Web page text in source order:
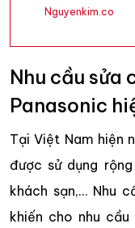
Nguyenkim.co
Nhu cầu sửa
Panasonic
Tại Việt Nam hiện
được sử dụng
khách sạn,... Nhu
khiến cho nhu